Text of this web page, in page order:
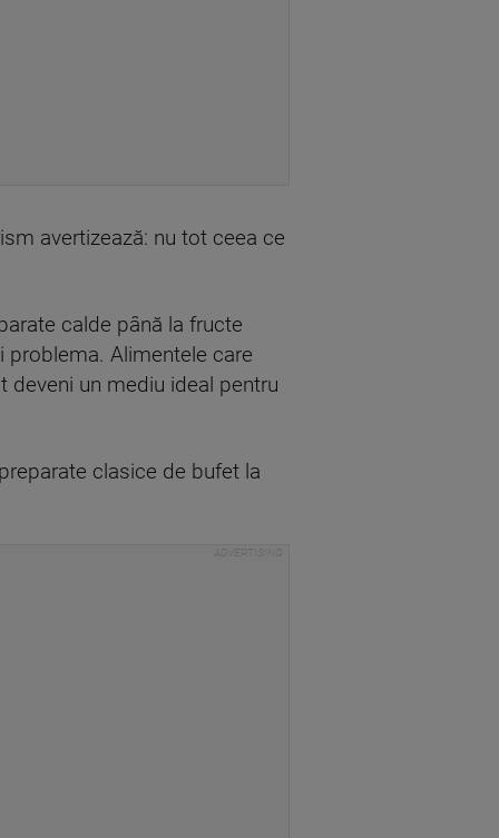
avertizează: nu tot ceea ce
calde până la fructe
problema. Alimentele care
un mediu ideal pentru
clasice de bufet la